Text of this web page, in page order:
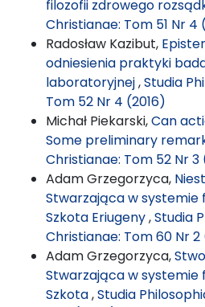
filozofii zdrowego
Christianae: Tom 51 Nr 4
Radosław Kazibut,
odniesienia praktyki
laboratoryjnej,Studia
Tom 52 Nr 4 (2016)
Michał Piekarski,Can
Some preliminary
Christianae: Tom 52 Nr 3
Adam Grzegorzyca,
Stwarzająca w systemie
Szkota Eriugeny,Studia
Christianae: Tom 60 Nr
Adam Grzegorzyca,
Stwarzająca w systemie
Szkota,Studia